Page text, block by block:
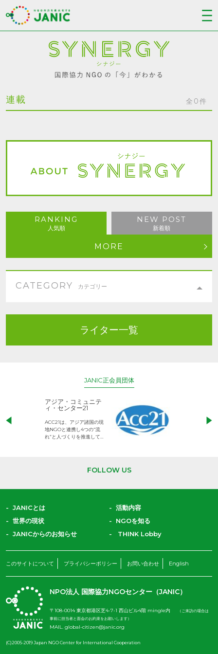
連載 全0件
RANKING
人気順
NEW POST
新着順
MORE
CATEGORY カテゴリー
ライター一覧
JANIC正会員団体
アジア・コミュニテ
ィ・センター21
ACC21は、アジア諸国の現
地NGOと連携し4つの“流
れ”と人づくりを推進してい
児童労働のない
権利が守られた
興支援、地雷対策、障がい
れのNGOです。
FOLLOW US
JANICとは
活動内容
世界の現状
NGOを知る
JANICからのお知らせ
THINK Lobby
このサイトについて プライバシーポリシー お問い合わせ English
NPO法人 国際協力NGOセンター（JANIC）
〒108-0014 東京都港区芝4-7-1 西山ビル4階 mingle内
（ご来訪の場合は
事前に担当者と面会のお約束をお願いします）
MAIL. global-citizen@janic.org
(C)2005-2019 Japan NGO Center for International Cooperation